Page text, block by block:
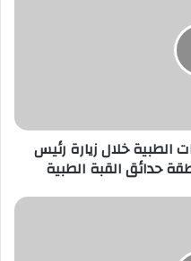
خلال زيارة رئيس
حدائق القبة الطبية